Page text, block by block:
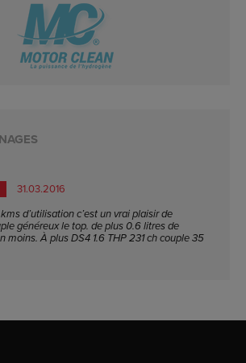
31.03.2016
d’utilisation c’est un vrai plaisir de
généreux le top. de plus 0.6 litres de
moins. À plus DS4 1.6 THP 231 ch couple 35